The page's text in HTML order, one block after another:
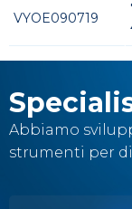
VYOE090719
Abbiamo
strumenti per